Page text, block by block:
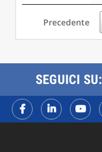
Precedente
SEGUICI SU: